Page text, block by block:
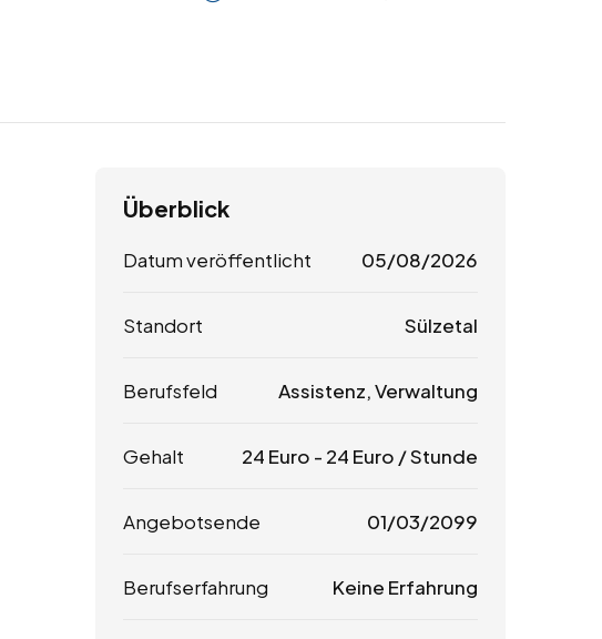
Überblick
Datum veröffentlicht 05/08/2026
Standort Sülzetal
Berufsfeld Assistenz, Verwaltung
Gehalt 24 Euro - 24 Euro / Stunde
Angebotsende 01/03/2099
Berufserfahrung Keine Erfahrung